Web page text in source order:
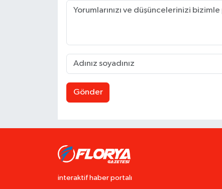
Gönder
interaktif haber portalı